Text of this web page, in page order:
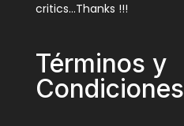
critics…Thanks !!!
Términos y
Condiciones